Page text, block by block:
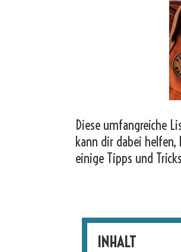
Diese umfangreiche
kann dir dabei
einige Tipps und
INHALT